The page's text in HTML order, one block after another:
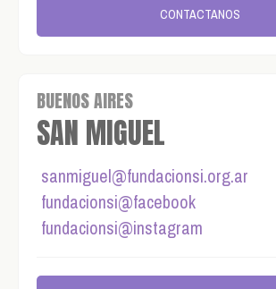
CONTACTANOS
BUENOS AIRES
SAN MIGUEL
sanmiguel@fundacionsi.org.ar
fundacionsi@facebook
fundacionsi@instagram